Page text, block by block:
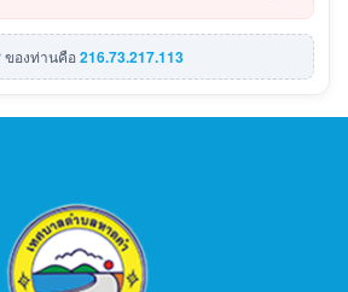
ของท่านคือ216.73.217.113